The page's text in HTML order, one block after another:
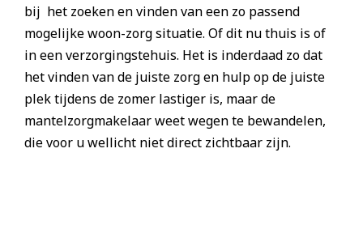
bij het zoeken en vinden van een zo passend
mogelijke woon-zorg situatie. Of dit nu thuis is of
in een verzorgingstehuis. Het is inderdaad zo dat
het vinden van de juiste zorg en hulp op de juiste
plek tijdens de zomer lastiger is, maar de
mantelzorgmakelaar weet wegen te bewandelen,
die voor u wellicht niet direct zichtbaar zijn.